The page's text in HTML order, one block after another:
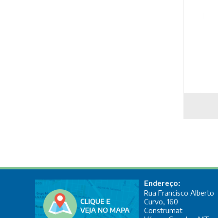
Endereço:
Rua Francisco Alberto
Curvo, 160
Construmat